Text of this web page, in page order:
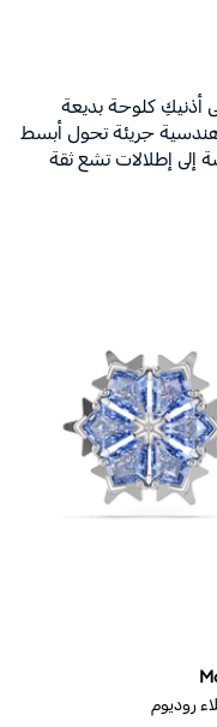
كلوحة بديعة
هندسية جريئة تحول أبسط
إلى إطلالات تشع ثقة
روديوم